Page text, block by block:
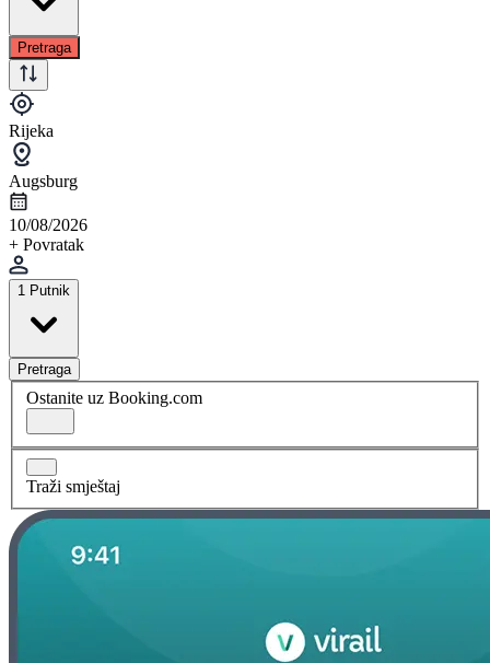
Pretraga
Rijeka
Augsburg
10/08/2026
+ Povratak
1 Putnik
Pretraga
Ostanite uz Booking.com
Traži smještaj